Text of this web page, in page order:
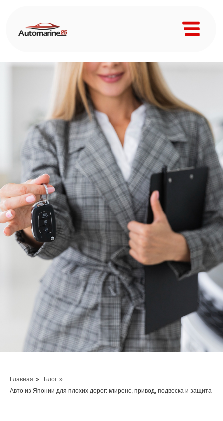
Главная » Блог »
Авто из Японии для плохих дорог: клиренс, привод, подвеска и защита